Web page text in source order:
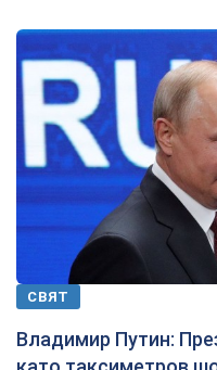
СВЯТ
Владимир Путин: